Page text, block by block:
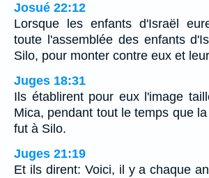
Josué 22:12
Lorsque les enfants d'Israël
toute l'assemblée des enfants
Silo, pour monter contre eux et
Juges 18:31
Ils établirent pour eux l'image
Mica, pendant tout le temps que
fut à Silo.
Juges 21:19
Et ils dirent: Voici, il y a chaque